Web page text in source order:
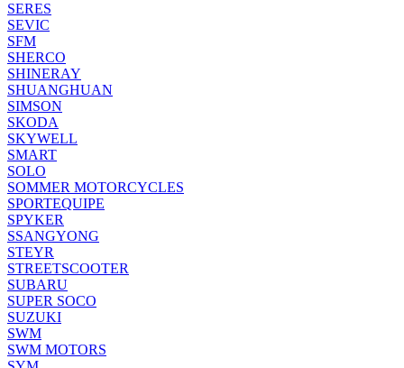
SERES
SEVIC
SFM
SHERCO
SHINERAY
SHUANGHUAN
SIMSON
SKODA
SKYWELL
SMART
SOLO
SOMMER MOTORCYCLES
SPORTEQUIPE
SPYKER
SSANGYONG
STEYR
STREETSCOOTER
SUBARU
SUPER SOCO
SUZUKI
SWM
SWM MOTORS